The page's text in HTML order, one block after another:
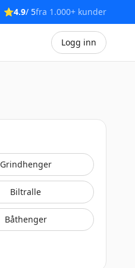
⭐4.9/ 5fra 1.000+ kunder
Logg inn
Grindhenger
Biltralle
Båthenger